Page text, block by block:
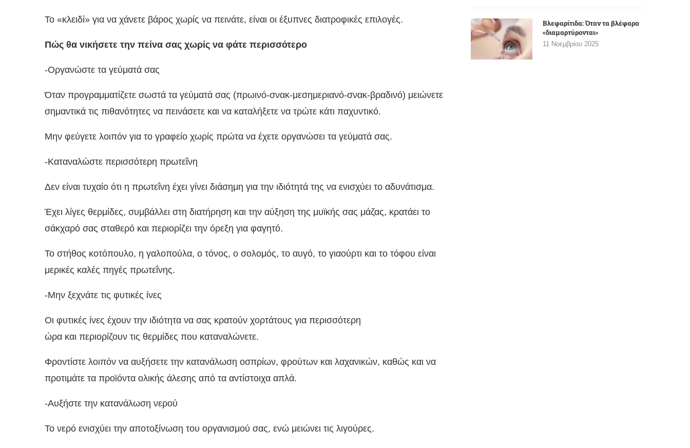
Το «κλειδί» για να χάνετε βάρος χωρίς να πεινάτε, είναι οι έξυπνες διατροφικές επιλογές.
Πώς θα νικήσετε την πείνα σας χωρίς να φάτε περισσότερο
-Οργανώστε τα γεύματά σας
Όταν προγραμματίζετε σωστά τα γεύματά σας (πρωινό-σνακ-μεσημεριανό-σνακ-βραδινό) μειώνετε
σημαντικά τις πιθανότητες να πεινάσετε και να καταλήξετε να τρώτε κάτι παχυντικό.
Μην φεύγετε λοιπόν για το γραφείο χωρίς πρώτα να έχετε οργανώσει τα γεύματά σας.
-Καταναλώστε περισσότερη πρωτεΐνη
Δεν είναι τυχαίο ότι η πρωτεΐνη έχει γίνει διάσημη για την ιδιότητά της να ενισχύει το αδυνάτισμα.
Έχει λίγες θερμίδες, συμβάλλει στη διατήρηση και την αύξηση της μυϊκής σας μάζας, κρατάει το
σάκχαρό σας σταθερό και περιορίζει την όρεξη για φαγητό.
Το στήθος κοτόπουλο, η γαλοπούλα, ο τόνος, ο σολομός, το αυγό, το γιαούρτι και το τόφου είναι
μερικές καλές πηγές πρωτεΐνης.
-Μην ξεχνάτε τις φυτικές ίνες
Οι φυτικές ίνες έχουν την ιδιότητα να σας κρατούν χορτάτους για περισσότερη
ώρα και περιορίζουν τις θερμίδες που καταναλώνετε.
Φροντίστε λοιπόν να αυξήσετε την κατανάλωση οσπρίων, φρούτων και λαχανικών, καθώς και να
προτιμάτε τα προϊόντα ολικής άλεσης από τα αντίστοιχα απλά.
-Αυξήστε την κατανάλωση νερού
Το νερό ενισχύει την αποτοξίνωση του οργανισμού σας, ενώ μειώνει τις λιγούρες.
Βλεφαρίτιδα: Όταν τα βλέφαρα
«διαμαρτύρονται»
11 Νοεμβρίου 2025